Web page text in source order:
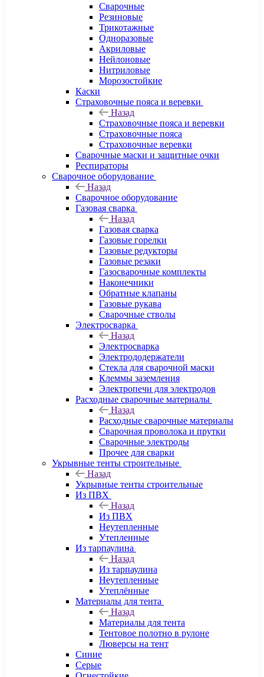
Сварочные
Резиновые
Трикотажные
Одноразовые
Акриловые
Нейлоновые
Нитриловые
Морозостойкие
Каски
Страховочные пояса и веревки
Назад
Страховочные пояса и веревки
Страховочные пояса
Страховочные веревки
Сварочные маски и защитные очки
Респираторы
Сварочное оборудование
Назад
Сварочное оборудование
Газовая сварка
Назад
Газовая сварка
Газовые горелки
Газовые редукторы
Газовые резаки
Газосварочные комплекты
Наконечники
Обратные клапаны
Газовые рукава
Сварочные стволы
Электросварка
Назад
Электросварка
Электрододержатели
Стекла для сварочной маски
Клеммы заземления
Электропечи для электродов
Расходные сварочные материалы
Назад
Расходные сварочные материалы
Сварочная проволока и прутки
Сварочные электроды
Прочее для сварки
Укрывные тенты строительные
Назад
Укрывные тенты строительные
Из ПВХ
Назад
Из ПВХ
Неутепленные
Утепленные
Из тарпаулина
Назад
Из тарпаулина
Неутепленные
Утеплённые
Материалы для тента
Назад
Материалы для тента
Тентовое полотно в рулоне
Люверсы на тент
Синие
Серые